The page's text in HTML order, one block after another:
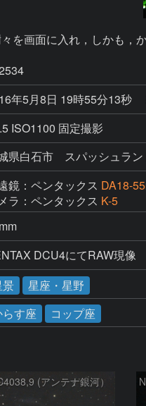
を画面に入れ，しかも，
年5月8日 19時55分13秒
ISO1100 固定撮影
県白石市 スパッシュラン
鏡：ペンタックス DA18-
ラ：ペンタックス K-5
DCU4にてRAW現像
景
星座・星野
す座 コップ座
(アンテナ銀河）